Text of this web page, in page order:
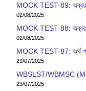
MOCK TEST-89:
02/08/2025
MOCK TEST-88:
02/08/2025
MOCK TEST-87: অর্থ
29/07/2025
WBSLST/WBMSC
29/07/2025